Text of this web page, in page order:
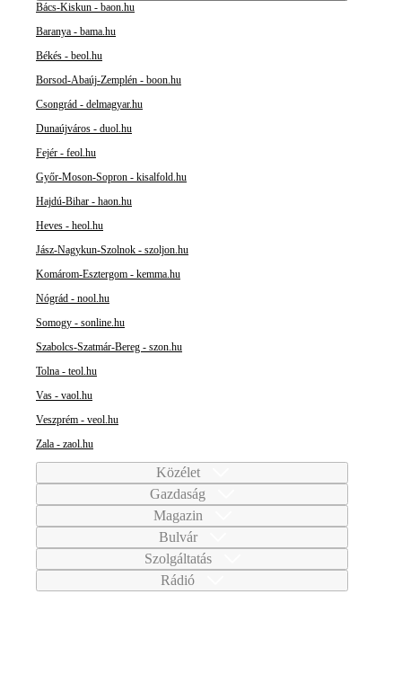
Bács-Kiskun - baon.hu
Baranya - bama.hu
Békés - beol.hu
Borsod-Abaúj-Zemplén - boon.hu
Csongrád - delmagyar.hu
Dunaújváros - duol.hu
Fejér - feol.hu
Győr-Moson-Sopron - kisalfold.hu
Hajdú-Bihar - haon.hu
Heves - heol.hu
Jász-Nagykun-Szolnok - szoljon.hu
Komárom-Esztergom - kemma.hu
Nógrád - nool.hu
Somogy - sonline.hu
Szabolcs-Szatmár-Bereg - szon.hu
Tolna - teol.hu
Vas - vaol.hu
Veszprém - veol.hu
Zala - zaol.hu
Közélet
Gazdaság
Magazin
Bulvár
Szolgáltatás
Rádió